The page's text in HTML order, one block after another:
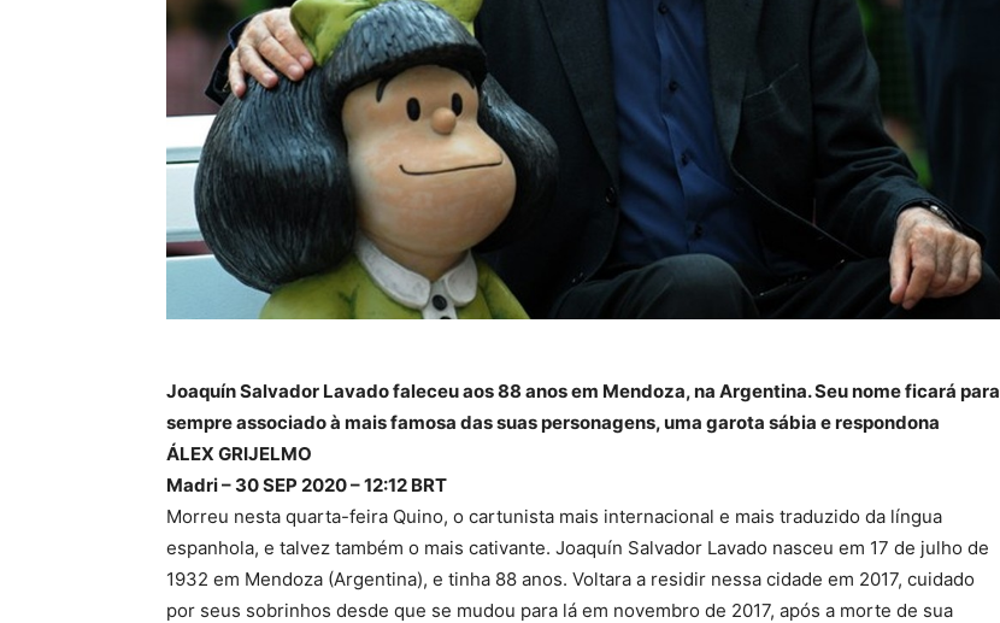
Joaquín Salvador Lavado faleceu aos 88 anos em Mendoza, na Argentina. Seu nome ficará para
sempre associado à mais famosa das suas personagens, uma garota sábia e respondona
ÁLEX GRIJELMO
Madri – 30 SEP 2020 – 12:12 BRT
Morreu nesta quarta-feira Quino, o cartunista mais internacional e mais traduzido da língua
espanhola, e talvez também o mais cativante. Joaquín Salvador Lavado nasceu em 17 de julho de
1932 em Mendoza (Argentina), e tinha 88 anos. Voltara a residir nessa cidade em 2017, cuidado
por seus sobrinhos desde que se mudou para lá em novembro de 2017, após a morte de sua